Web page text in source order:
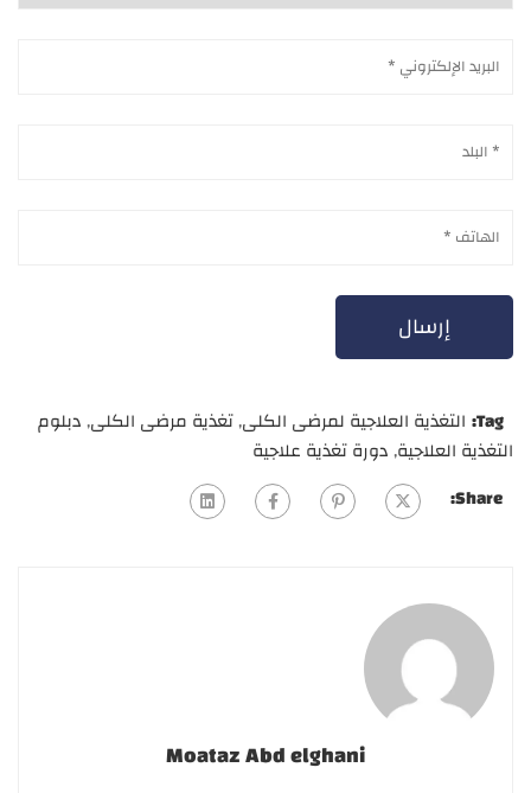
Tag: التغذية العلاجية لمرضى الكلى,تغذية مرضى الكلى,دبلوم
التغذية العلاجية,دورة تغذية علاجية
Share:
Moataz Abd elghani